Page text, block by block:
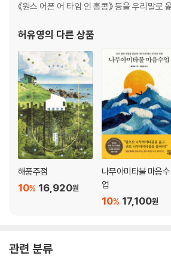
카페 아르바이트생
몰카범
법의학자 이야기
두려움과 안도
6장 편히 쉬어요
당사도 노부부
경주 아주머니의 반찬
교포 아버님
샤인머스캣
유니콘이 준 힘
《원스 어폰 어 타임 인 홍콩》 등을 우리말로
허유영의 다른 상품
해풍주점
16,920원
10%
나무아미타불 마음수
업
17,100원
10%
관련 분류